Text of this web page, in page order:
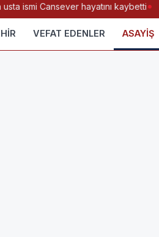
ismi Cansever hayatını kaybetti
VEFAT EDENLER ASAYİŞ